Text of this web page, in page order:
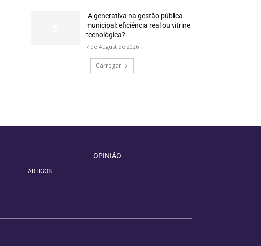
IA generativa na gestão pública
municipal: eficiência real ou vitrine
tecnológica?
7 de August de 2026
Carregar
OPINIÃO
ARTIGOS